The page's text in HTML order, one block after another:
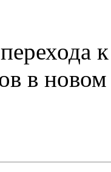
в